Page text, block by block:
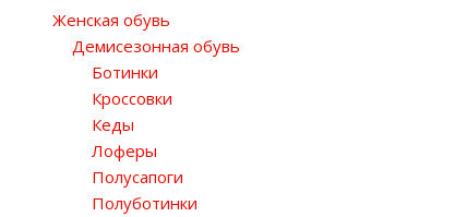
Женская обувь
Демисезонная обувь
Ботинки
Кроссовки
Кеды
Лоферы
Полусапоги
Полуботинки